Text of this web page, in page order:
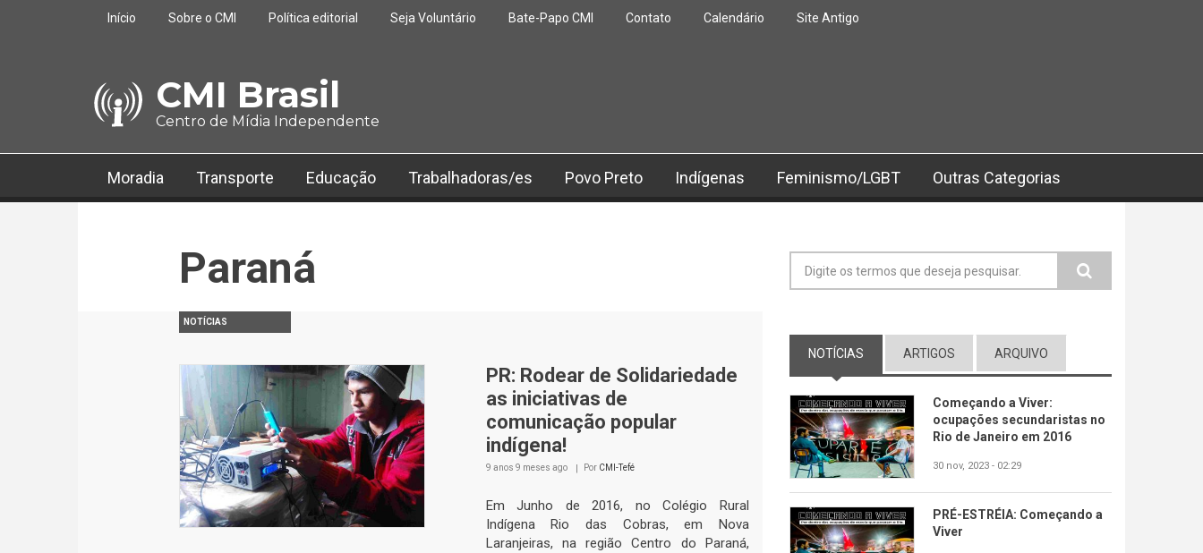
Pular para o conteúdo principal
Início Sobre o CMI Política editorial Seja Voluntário Bate-Papo CMI Contato Calendário Site Antigo
CMI Brasil
Centro de Mídia Independente
Moradia Transporte Educação Trabalhadoras/es Povo Preto Indígenas Feminismo/LGBT Outras Categorias
Paraná
NOTÍCIAS
PR: Rodear de Solidariedade
as iniciativas de
comunicação popular
indígena!
9 anos 9 meses ago Por CMI-Tefé
Em Junho de 2016, no Colégio Rural
Indígena Rio das Cobras, em Nova
Laranjeiras, na região Centro do Paraná,
Formulário de busca
NOTÍCIAS (ABA ATIVA)
ARTIGOS ARQUIVO
Começando a Viver:
ocupações secundaristas no
Rio de Janeiro em 2016
30 nov, 2023 - 02:29
PRÉ-ESTRÉIA: Começando a
Viver